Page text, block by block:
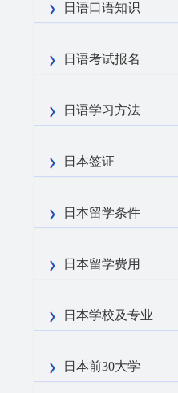
日语口语知识
日语考试报名
日语学习方法
日本签证
日本留学条件
日本留学费用
日本学校及专业
日本前30大学